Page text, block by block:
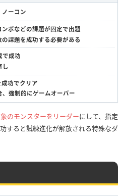
ノーコン
ボなどの課題が固定で出題
課題を成功する必要がある
で成功
し
功でクリア
強制的にゲームオーバー
のモンスターをリーダーにして、指定
すると試練進化が解放される特殊なダ